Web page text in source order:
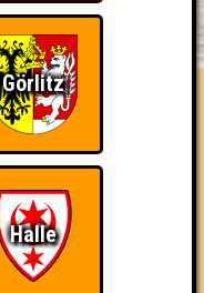
in einem Stechen
haben sie sich
es für diese auch
Görlitz
Halle